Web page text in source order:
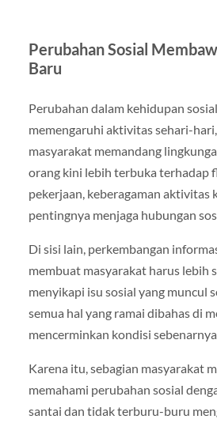
Perubahan Sosial
Baru
Perubahan dalam kehidupan
memengaruhi aktivitas sehari-
masyarakat memandang
orang kini lebih terbuka terhadap
pekerjaan, keberagaman aktivitas
pentingnya menjaga hubungan
Di sisi lain, perkembangan
membuat masyarakat harus lebih
menyikapi isu sosial yang muncul
semua hal yang ramai dibahas di
mencerminkan kondisi
Karena itu, sebagian masyarakat
memahami perubahan sosial
santai dan tidak terburu-buru